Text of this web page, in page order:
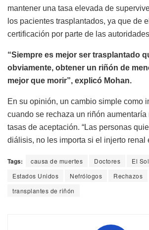
mantener una tasa elevada de
los pacientes trasplantados, ya que de
certificación por parte de las
“Siempre es mejor ser trasplantado
obviamente, obtener un riñón de
mejor que morir”, explicó Mohan.
En su opinión, un cambio simple como
cuando se rechaza un riñón
tasas de aceptación. “Las personas
diálisis, no les importa si el injerto renal
Tags: causa de muertes Doctores
El
Estados Unidos
Nefrólogos Rechazos
transplantes de riñón